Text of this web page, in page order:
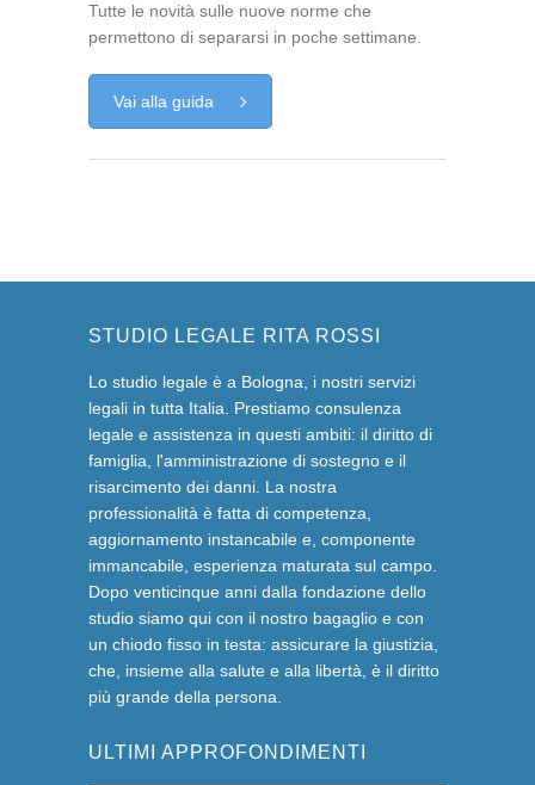
Tutte le novità sulle nuove norme che
permettono di separarsi in poche settimane.
Vai alla guida
STUDIO LEGALE RITA ROSSI
Lo studio legale è a Bologna, i nostri servizi
legali in tutta Italia. Prestiamo consulenza
legale e assistenza in questi ambiti: il diritto di
famiglia, l'amministrazione di sostegno e il
risarcimento dei danni. La nostra
professionalità è fatta di competenza,
aggiornamento instancabile e, componente
immancabile, esperienza maturata sul campo.
Dopo venticinque anni dalla fondazione dello
studio siamo qui con il nostro bagaglio e con
un chiodo fisso in testa: assicurare la giustizia,
che, insieme alla salute e alla libertà, è il diritto
più grande della persona.
ULTIMI APPROFONDIMENTI